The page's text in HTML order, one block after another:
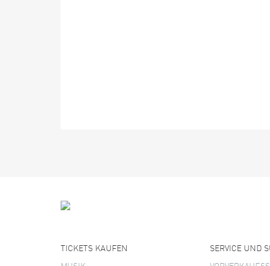
TICKETS KAUFEN SERVICE UND